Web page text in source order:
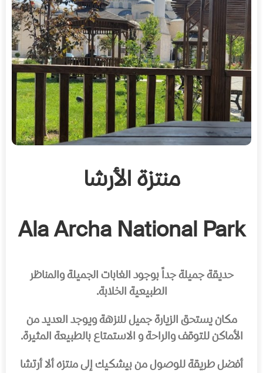
منتزة الأرشا
Ala Archa National Park
حديقة جميلة جداً بوجود الغابات الجميلة والمناظر
الطبيعية الخلابة.
مكان يستحق الزيارة جميل للنزهة ويوجد العديد من
الأماكن للتوقف والراحة و الاستمتاع بالطبيعة المثيرة.
أفضل طريقة للوصول من بيشكيك إلى منتزه ألا أرتشا